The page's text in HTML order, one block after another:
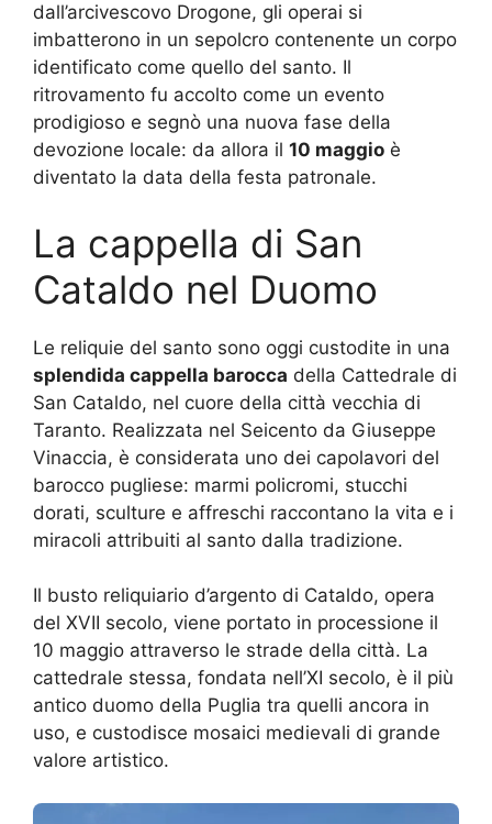
dall’arcivescovo Drogone, gli operai si
imbatterono in un sepolcro contenente un corpo
identificato come quello del santo. Il
ritrovamento fu accolto come un evento
prodigioso e segnò una nuova fase della
devozione locale: da allora il 10 maggio è
diventato la data della festa patronale.
La cappella di San
Cataldo nel Duomo
Le reliquie del santo sono oggi custodite in una
splendida cappella barocca della Cattedrale di
San Cataldo, nel cuore della città vecchia di
Taranto. Realizzata nel Seicento da Giuseppe
Vinaccia, è considerata uno dei capolavori del
barocco pugliese: marmi policromi, stucchi
dorati, sculture e affreschi raccontano la vita e i
miracoli attribuiti al santo dalla tradizione.
Il busto reliquiario d’argento di Cataldo, opera
del XVII secolo, viene portato in processione il
10 maggio attraverso le strade della città. La
cattedrale stessa, fondata nell’XI secolo, è il più
antico duomo della Puglia tra quelli ancora in
uso, e custodisce mosaici medievali di grande
valore artistico.